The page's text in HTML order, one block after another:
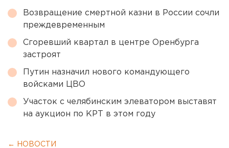
Возвращение смертной казни в России сочли
преждевременным
Сгоревший квартал в центре Оренбурга
застроят
Путин назначил нового командующего
войсками ЦВО
Участок с челябинским элеватором выставят
на аукцион по КРТ в этом году
← НОВОСТИ